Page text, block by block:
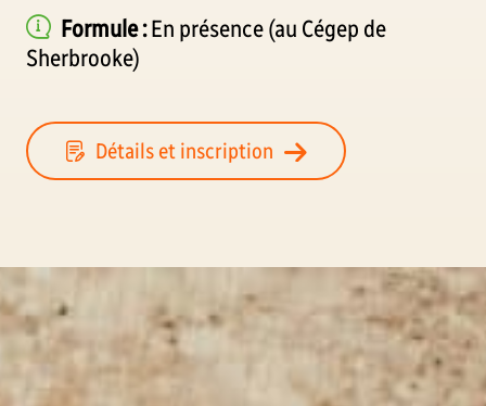
Formule :En présence (au Cégep de
Sherbrooke)
Détails et inscription